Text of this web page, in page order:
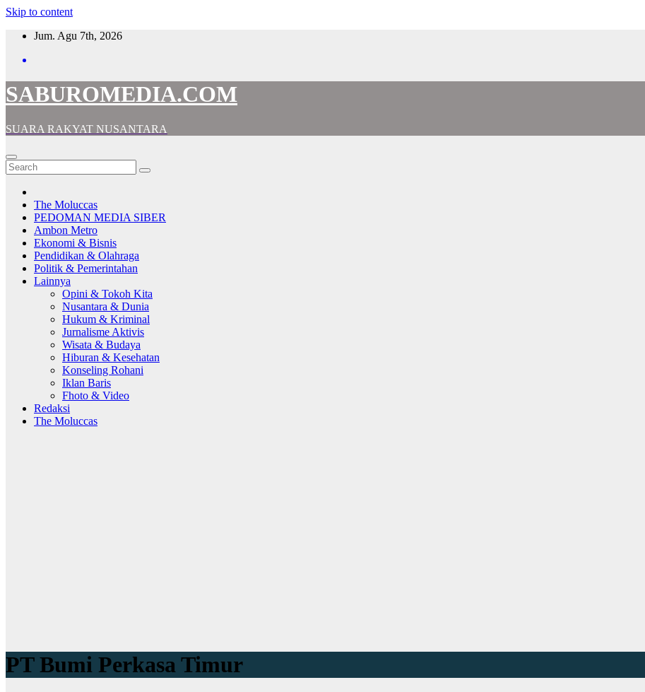
Skip to content
Jum. Agu 7th, 2026
SABUROMEDIA.COM
SUARA RAKYAT NUSANTARA
The Moluccas
PEDOMAN MEDIA SIBER
Ambon Metro
Ekonomi & Bisnis
Pendidikan & Olahraga
Politik & Pemerintahan
Lainnya
Opini & Tokoh Kita
Nusantara & Dunia
Hukum & Kriminal
Jurnalisme Aktivis
Wisata & Budaya
Hiburan & Kesehatan
Konseling Rohani
Iklan Baris
Fhoto & Video
Redaksi
The Moluccas
PT Bumi Perkasa Timur